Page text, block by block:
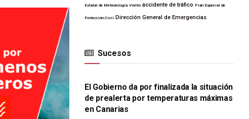
Estatal de Meteorología Viento accidente de tráfico Plan Especial de
Protección Civil Dirección General de Emergencias
Sucesos
SUCESOS
El Gobierno da por finalizada la situación
de prealerta por temperaturas máximas
en Canarias